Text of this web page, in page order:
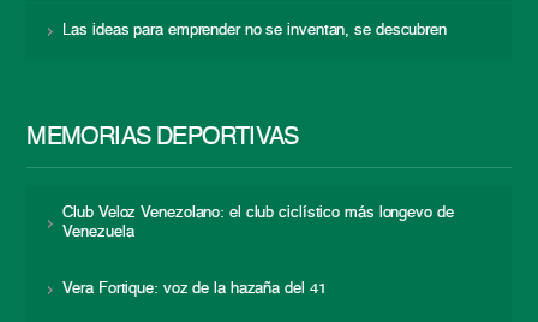
Las ideas para emprender no se inventan, se descubren
MEMORIAS DEPORTIVAS
Club Veloz Venezolano: el club ciclístico más longevo de
Venezuela
Vera Fortique: voz de la hazaña del 41